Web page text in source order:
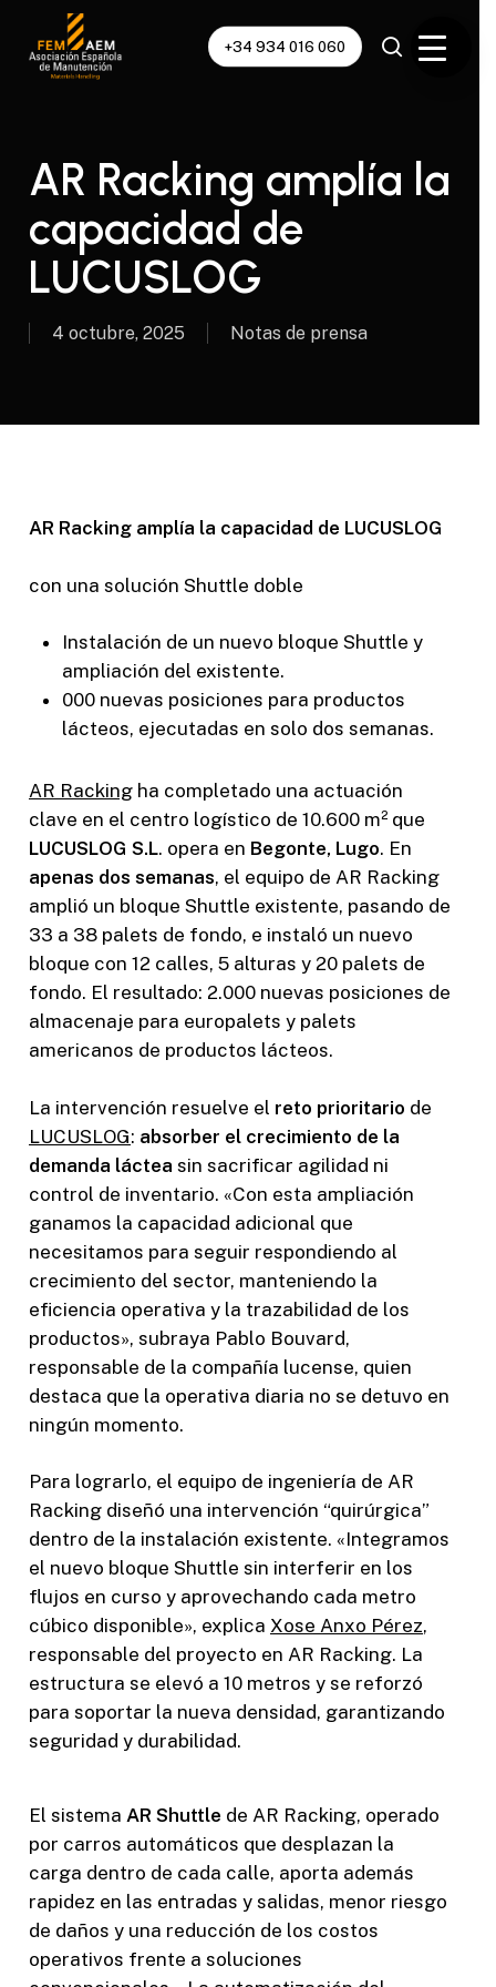
main
+34 934 016 060
AR Racking amplía la
capacidad de
LUCUSLOG
4 octubre, 2025 Notas de prensa
AR Racking amplía la capacidad de LUCUSLOG
con una solución Shuttle doble
Instalación de un nuevo bloque Shuttle y
ampliación del existente.
000 nuevas posiciones para productos
lácteos, ejecutadas en solo dos semanas.
AR Rackingha completado una actuación
clave en el centro logístico de 10.600 m² que
LUCUSLOG S.L. opera en Begonte, Lugo. En
apenas dos semanas, el equipo de AR Racking
amplió un bloque Shuttle existente, pasando de
33 a 38 palets de fondo, e instaló un nuevo
bloque con 12 calles, 5 alturas y 20 palets de
fondo. El resultado: 2.000 nuevas posiciones de
almacenaje para europalets y palets
americanos de productos lácteos.
La intervención resuelve el reto prioritario de
LUCUSLOG: absorber el crecimiento de la
demanda láctea sin sacrificar agilidad ni
control de inventario. «Con esta ampliación
ganamos la capacidad adicional que
necesitamos para seguir respondiendo al
crecimiento del sector, manteniendo la
eficiencia operativa y la trazabilidad de los
productos», subraya Pablo Bouvard,
responsable de la compañía lucense, quien
destaca que la operativa diaria no se detuvo en
ningún momento.
Para lograrlo, el equipo de ingeniería de AR
Racking diseñó una intervención “quirúrgica”
dentro de la instalación existente. «Integramos
el nuevo bloque Shuttle sin interferir en los
flujos en curso y aprovechando cada metro
cúbico disponible», explica Xose Anxo Pérez,
responsable del proyecto en AR Racking. La
estructura se elevó a 10 metros y se reforzó
para soportar la nueva densidad, garantizando
seguridad y durabilidad.
El sistema AR Shuttle de AR Racking, operado
por carros automáticos que desplazan la
carga dentro de cada calle, aporta además
rapidez en las entradas y salidas, menor riesgo
de daños y una reducción de los costos
operativos frente a soluciones